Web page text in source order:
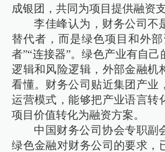
成银团，共同为项目提供融资支
李佳峰认为，财务公司不
替代者，而是绿色项目和外
者”“连接器”。绿色产业有自
逻辑和风险逻辑，外部金融机
看懂。财务公司贴近集团产业
运营模式，能够把产业语言转
项目价值转化为融资方案。
中国财务公司协会专职副
绿色金融对财务公司的要求，